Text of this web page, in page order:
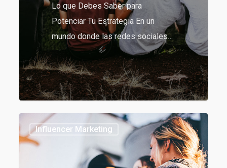
Lo que Debes Saber para
Potenciar Tu Estrategia En un
mundo donde las redes sociales…
566
Tendencias
en
Influencer Marketing